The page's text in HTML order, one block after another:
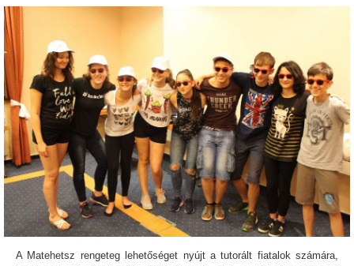
A Matehetsz rengeteg lehetőséget nyújt a tutorált fiatalok számára,